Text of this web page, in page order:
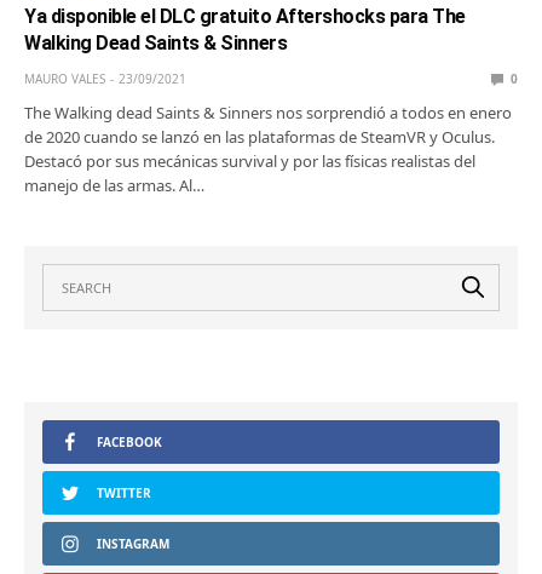
Ya disponible el DLC gratuito Aftershocks para The
Walking Dead Saints & Sinners
MAURO VALES 23/09/2021 0
The Walking dead Saints & Sinners nos sorprendió a todos en enero
de 2020 cuando se lanzó en las plataformas de SteamVR y Oculus.
Destacó por sus mecánicas survival y por las físicas realistas del
manejo de las armas. Al…
FACEBOOK
TWITTER
INSTAGRAM